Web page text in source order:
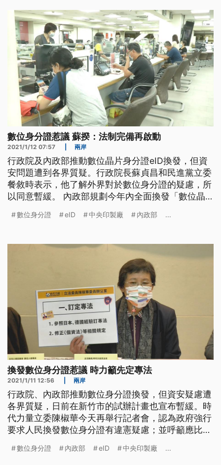
才能落實民眾資訊保護。 時代力量黨主席陳椒華
說：「內政部一口咬定戶籍
數位身分證惹議 蘇揆：法制完備再啟動
2021/1/12 07:57 兩岸
行政院及內政部推動數位晶片身分證eID換發，但資
安問題遭到各界質疑。行政院長蘇貞昌和民進黨立委
餐敘時表示，他了解外界對於數位身分證的疑慮，所
以同意暫緩。 內政部規劃今年內全面換發「數位晶
新竹市的試辦計畫也暫緩。 時代力量立委與民間團
才能落實民眾資訊保護。 時代力量黨主席陳椒華
數位身分證 eID 中央印製廠 內政部 ...
換發數位身分證惹議 時力籲先定專法
2021/1/11 12:56 兩岸
行政院、內政部推動數位身分證換發，但資安疑慮遭
各界質疑，日前在新竹市的試辦計畫也宣布暫緩。時
代力量立委陳椒華今天再舉行記者會，認為政府強行
要求人民換發數位身分證有違憲疑慮；並呼籲應比照
劃今年內全面換發「數位晶片身份證eID」，但資安
數位身分證 內政部 eID 中央印製廠 ...